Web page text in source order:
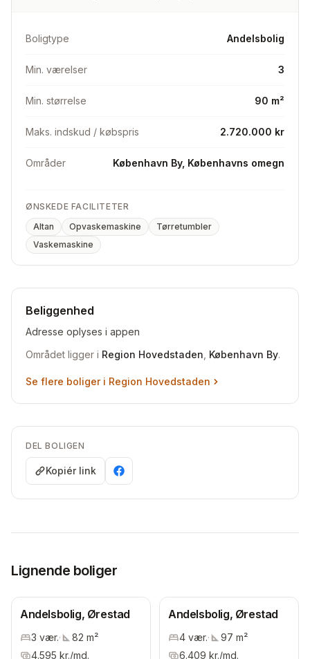
Boligtype Andelsbolig
Min. værelser 3
Min. størrelse 90 m²
Maks. indskud / købspris 2.720.000 kr
Områder København By, Københavns omegn
ØNSKEDE FACILITETER
Altan
Opvaskemaskine
Tørretumbler
Vaskemaskine
Beliggenhed
Adresse oplyses i appen
Området ligger i Region Hovedstaden København By.
Se flere boliger i Region Hovedstaden
DEL BOLIGEN
Kopiér link
Lignende boliger
Andelsbolig, Ørestad
3 vær.· 82 m²
4.595 kr./md.
Andelsbolig, Ørestad
4 vær.· 97 m²
6.409 kr./md.